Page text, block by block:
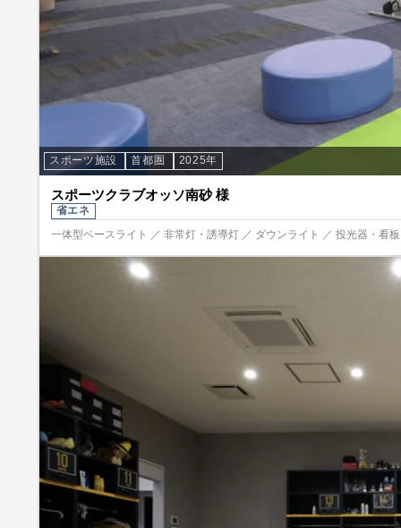
スポーツ施設 首都圏 2025年
スポーツクラブオッソ南砂 様
省エネ
一体型ベースライト ／ 非常灯・誘導灯 ／ ダウンライト ／ 投光器・看